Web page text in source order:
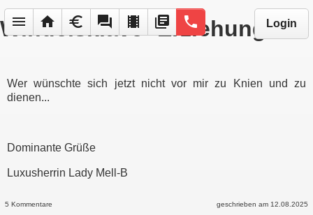
menu home euro forum local_movies library_books phone Login
Windelsklave- Erziehung
Wer wünschte sich jetzt nicht vor mir zu Knien und zu
dienen...
Dominante Grüße
Luxusherrin Lady Mell-B
5 Kommentare geschrieben am 12.08.2025